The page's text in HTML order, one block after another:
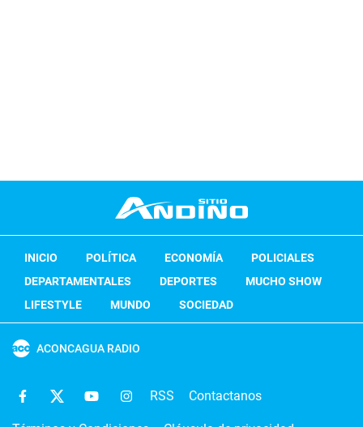
INICIO POLÍTICA ECONOMÍA
POLICIALES
DEPARTAMENTALES
DEPORTES
MUCHO SHOW
LIFESTYLE
MUNDO SOCIEDAD
ACONCAGUA RADIO
RSS Contactanos